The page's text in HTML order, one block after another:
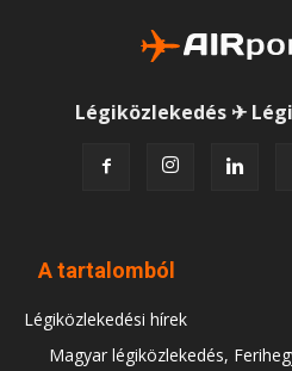
Légiközlekedés ✈
A tartalomból
Légiközlekedési hírek
Magyar légiközlekedés,